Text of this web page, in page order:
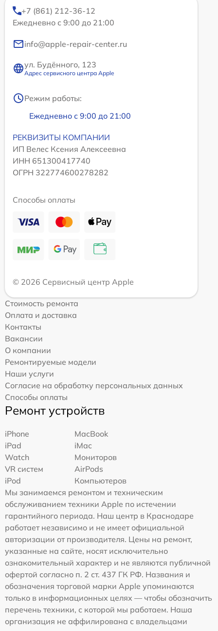
+7 (861) 212-36-12
Ежедневно с 9:00 до 21:00
info@apple-repair-center.ru
ул. Будённого, 123
Адрес сервисного центра Apple
Режим работы:
Ежедневно с 9:00 до 21:00
РЕКВИЗИТЫ КОМПАНИИ
ИП Велес Ксения Алексеевна
ИНН 651300417740
ОГРН 322774600278282
Способы оплаты
© 2026 Сервисный центр Apple
Стоимость ремонта
Оплата и доставка
Контакты
Вакансии
О компании
Ремонтируемые модели
Наши услуги
Согласие на обработку персональных данных
Способы оплаты
Ремонт устройств
iPhone
MacBook
iPad
iMac
Watch
Мониторов
VR систем
AirPods
iPod
Компьютеров
Мы занимаемся ремонтом и техническим
обслуживанием техники Apple по истечении
гарантийного периода. Наш центр в Краснодаре
работает независимо и не имеет официальной
авторизации от производителя. Цены на ремонт,
указанные на сайте, носят исключительно
ознакомительный характер и не являются публичной
офертой согласно п. 2 ст. 437 ГК РФ. Названия и
обозначения торговой марки Apple упоминаются
только в информационных целях — чтобы обозначить
перечень техники, с которой мы работаем. Наша
организация не аффилирована с владельцами